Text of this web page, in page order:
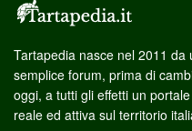
Tartapedia nasce nel 2011 da
semplice forum, prima di
oggi, a tutti gli effetti un
reale ed attiva sul territorio